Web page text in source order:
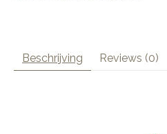
Beschrijving Reviews (0)